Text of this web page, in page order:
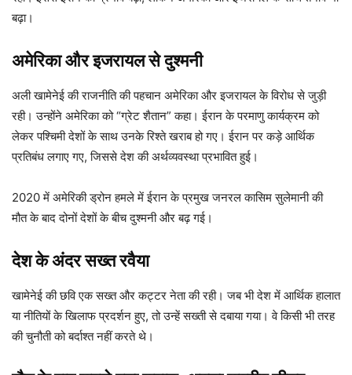
बढ़ा।
अमेरिका और इजरायल से दुश्मनी
अली खामेनेई की राजनीति की पहचान अमेरिका और इजरायल के विरोध से जुड़ी
रही। उन्होंने अमेरिका को “ग्रेट शैतान” कहा। ईरान के परमाणु कार्यक्रम को
लेकर पश्चिमी देशों के साथ उनके रिश्ते खराब हो गए। ईरान पर कड़े आर्थिक
प्रतिबंध लगाए गए, जिससे देश की अर्थव्यवस्था प्रभावित हुई।
2020 में अमेरिकी ड्रोन हमले में ईरान के प्रमुख जनरल कासिम सुलेमानी की
मौत के बाद दोनों देशों के बीच दुश्मनी और बढ़ गई।
देश के अंदर सख्त रवैया
खामेनेई की छवि एक सख्त और कट्टर नेता की रही। जब भी देश में आर्थिक हालात
या नीतियों के खिलाफ प्रदर्शन हुए, तो उन्हें सख्ती से दबाया गया। वे किसी भी तरह
की चुनौती को बर्दाश्त नहीं करते थे।